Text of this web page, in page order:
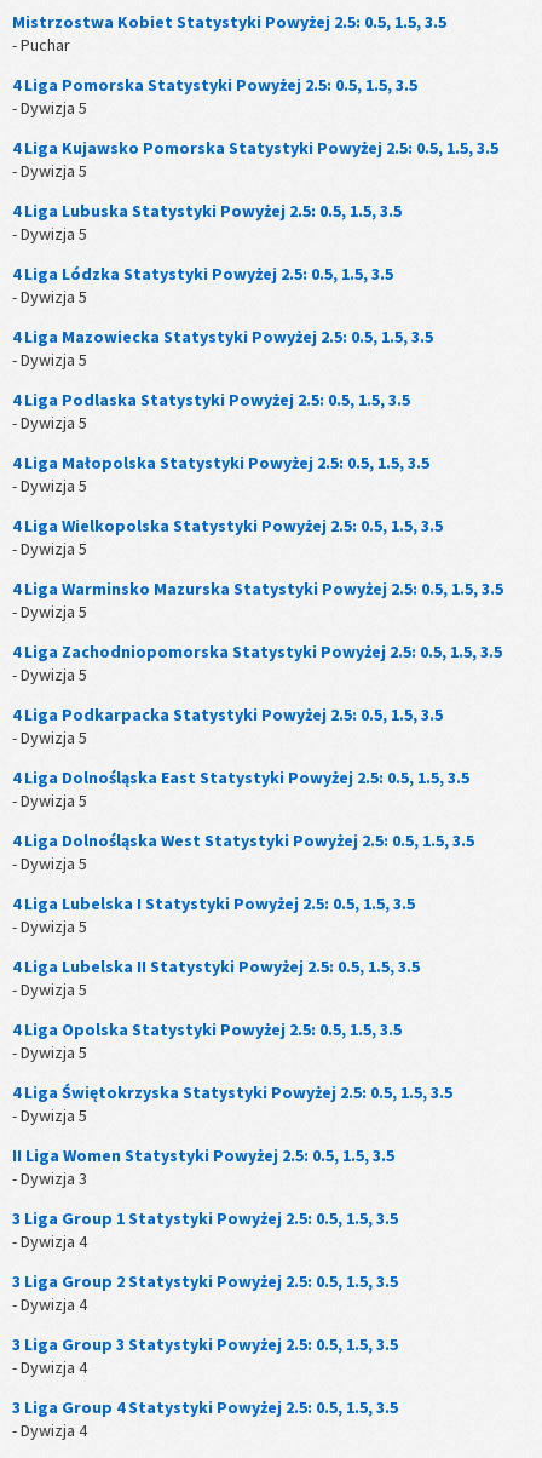
Mistrzostwa Kobiet Statystyki Powyżej 2.5: 0.5, 1.5, 3.5
- Puchar
4 Liga Pomorska Statystyki Powyżej 2.5: 0.5, 1.5, 3.5
- Dywizja 5
4 Liga Kujawsko Pomorska Statystyki Powyżej 2.5: 0.5, 1.5, 3.5
- Dywizja 5
4 Liga Lubuska Statystyki Powyżej 2.5: 0.5, 1.5, 3.5
- Dywizja 5
4 Liga Lódzka Statystyki Powyżej 2.5: 0.5, 1.5, 3.5
- Dywizja 5
4 Liga Mazowiecka Statystyki Powyżej 2.5: 0.5, 1.5, 3.5
- Dywizja 5
4 Liga Podlaska Statystyki Powyżej 2.5: 0.5, 1.5, 3.5
- Dywizja 5
4 Liga Małopolska Statystyki Powyżej 2.5: 0.5, 1.5, 3.5
- Dywizja 5
4 Liga Wielkopolska Statystyki Powyżej 2.5: 0.5, 1.5, 3.5
- Dywizja 5
4 Liga Warminsko Mazurska Statystyki Powyżej 2.5: 0.5, 1.5, 3.5
- Dywizja 5
4 Liga Zachodniopomorska Statystyki Powyżej 2.5: 0.5, 1.5, 3.5
- Dywizja 5
4 Liga Podkarpacka Statystyki Powyżej 2.5: 0.5, 1.5, 3.5
- Dywizja 5
4 Liga Dolnośląska East Statystyki Powyżej 2.5: 0.5, 1.5, 3.5
- Dywizja 5
4 Liga Dolnośląska West Statystyki Powyżej 2.5: 0.5, 1.5, 3.5
- Dywizja 5
4 Liga Lubelska I Statystyki Powyżej 2.5: 0.5, 1.5, 3.5
- Dywizja 5
4 Liga Lubelska II Statystyki Powyżej 2.5: 0.5, 1.5, 3.5
- Dywizja 5
4 Liga Opolska Statystyki Powyżej 2.5: 0.5, 1.5, 3.5
- Dywizja 5
4 Liga Świętokrzyska Statystyki Powyżej 2.5: 0.5, 1.5, 3.5
- Dywizja 5
II Liga Women Statystyki Powyżej 2.5: 0.5, 1.5, 3.5
- Dywizja 3
3 Liga Group 1 Statystyki Powyżej 2.5: 0.5, 1.5, 3.5
- Dywizja 4
3 Liga Group 2 Statystyki Powyżej 2.5: 0.5, 1.5, 3.5
- Dywizja 4
3 Liga Group 3 Statystyki Powyżej 2.5: 0.5, 1.5, 3.5
- Dywizja 4
3 Liga Group 4 Statystyki Powyżej 2.5: 0.5, 1.5, 3.5
- Dywizja 4